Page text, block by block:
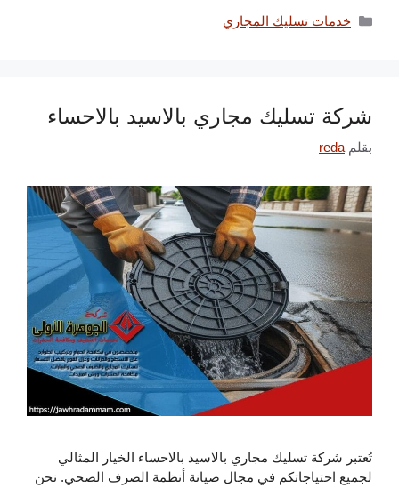
التصنيفات
خدمات تسليك المجاري
شركة تسليك مجاري بالاسيد بالاحساء
بقلم reda
تُعتبر شركة تسليك مجاري بالاسيد بالاحساء الخيار المثالي
لجميع احتياجاتكم في مجال صيانة أنظمة الصرف الصحي. نحن